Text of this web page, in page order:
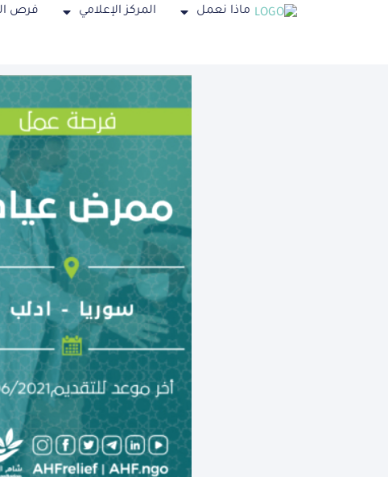
ماذا نعمل المركز الإعلامي فرص